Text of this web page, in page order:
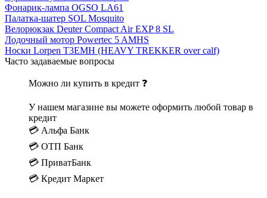
Фонарик-лампа OGSO LA61
Палатка-шатер SOL Mosquito
Велорюкзак Deuter Compact Air EXP 8 SL
Лодочный мотор Powertec 5 AMHS
Носки Lorpen T3EMH (HEAVY TREKKER over calf)
Часто задаваемые вопросы
Можно ли купить в кредит ❓
У нашем магазине вы можете оформить любой товар в
кредит
💳 Альфа Банк
💳 ОТП Банк
💳 ПриватБанк
💳 Кредит Маркет